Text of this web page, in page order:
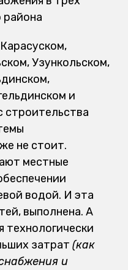
района
Узункольском,
и
строительства
не стоит.
местные
водой. И эта
выполнена. А
технологически
затрат (как
и